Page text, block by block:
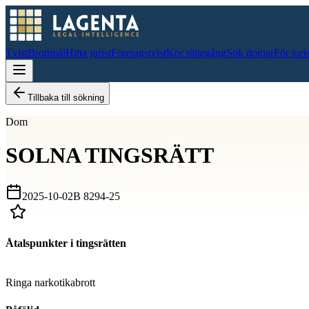
TvistBrottmålHitta juristFöretagstvistKör rättegångSök domarFör
Tillbaka till sökning
Dom
SOLNA TINGSRÄTT
2025-10-02B 8294-25
Åtalspunkter i tingsrätten
Ringa narkotikabrott